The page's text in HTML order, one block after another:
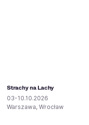
Strachy na Lachy
03-10.10.2026
Warszawa, Wrocław